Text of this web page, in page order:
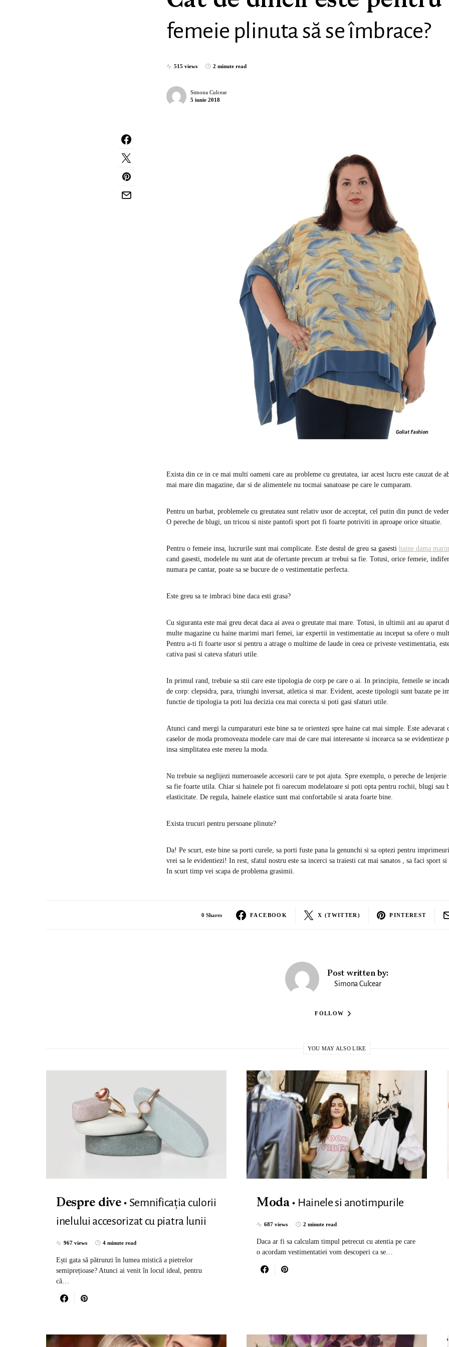
femeie plinuta să se îmbrace?
515 views 2 minute read
Simona Culcear
5 iunie 2018
Exista din ce in ce mai multi oameni care au probleme cu greutatea, iar acest lucru este cauzat de
mai mare din magazine, dar si de alimentele nu tocmai sanatoase pe care le cumparam.
Pentru un barbat, problemele cu greutatea sunt relativ usor de acceptat, cel putin din punct de
O pereche de blugi, un tricou si niste pantofi sport pot fi foarte potriviti in aproape orice situatie.
Pentru o femeie insa, lucrurile sunt mai complicate. Este destul de greu sa gasesti haine dama
cand gasesti, modelele nu sunt atat de ofertante precum ar trebui sa fie. Totusi, orice femeie,
numara pe cantar, poate sa se bucure de o vestimentatie perfecta.
Este greu sa te imbraci bine daca esti grasa?
Cu siguranta este mai greu decat daca ai avea o greutate mai mare. Totusi, in ultimii ani au aparut
multe magazine cu haine marimi mari femei, iar expertii in vestimentatie au inceput sa ofere o
Pentru a-ti fi foarte usor si pentru a atrage o multime de laude in ceea ce priveste vestimentatia,
cativa pasi si cateva sfaturi utile.
In primul rand, trebuie sa stii care este tipologia de corp pe care o ai. In principiu, femeile se
de corp: clepsidra, para, triunghi inversat, atletica si mar. Evident, aceste tipologii sunt bazate pe
functie de tipologia ta poti lua decizia cea mai corecta si poti gasi sfaturi utile.
Atunci cand mergi la cumparaturi este bine sa te orientezi spre haine cat mai simple. Este adevarat
caselor de moda promoveaza modele care mai de care mai interesante si incearca sa se
insa simplitatea este mereu la moda.
Nu trebuie sa neglijezi numeroasele accesorii care te pot ajuta. Spre exemplu, o pereche de lenjerie
sa fie foarte utila. Chiar si hainele pot fi oarecum modelatoare si poti opta pentru rochii, blugi sau
elasticitate. De regula, hainele elastice sunt mai confortabile si arata foarte bine.
Exista trucuri pentru persoane plinute?
Da! Pe scurt, este bine sa porti curele, sa porti fuste pana la genunchi si sa optezi pentru
vrei sa le evidentiezi! In rest, sfatul nostru este sa incerci sa traiesti cat mai sanatos , sa faci sport si
In scurt timp vei scapa de problema grasimii.
0 Shares FACEBOOK X (TWITTER) PINTEREST
Post written by:
Simona Culcear
FOLLOW
YOU MAY ALSO LIKE
Despre dive
Semnificația culorii
inelului accesorizat cu piatra lunii
967 views 4 minute read
Ești gata să pătrunzi în lumea mistică a pietrelor
semiprețioase? Atunci ai venit în locul ideal, pentru
că…
Moda Hainele si anotimpurile
687 views 2 minute read
Daca ar fi sa calculam timpul petrecut cu atentia pe care
o acordam vestimentatiei vom descoperi ca se…